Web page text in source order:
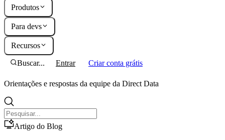
Produtos
Para devs
Recursos
Buscar... Entrar Criar conta grátis
Orientações e respostas da equipe da Direct Data
Artigo do Blog